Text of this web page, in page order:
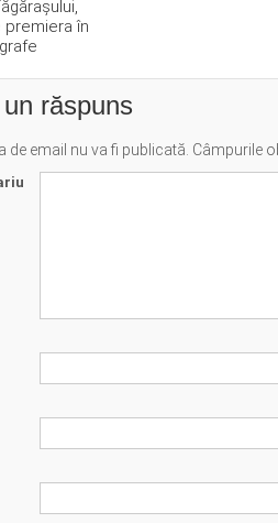
premiera în
răspuns
de email nu va fi publicată. Câmpurile